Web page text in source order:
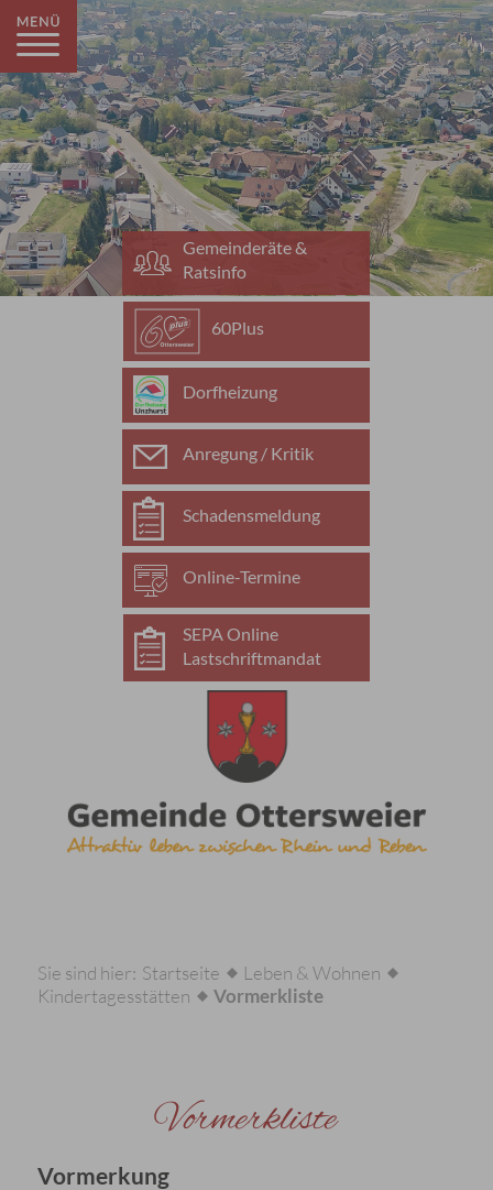
Gemeinderäte &
Ratsinfo
60Plus
Dorfheizung
Anregung / Kritik
Schadensmeldung
Online-Termine
SEPA Online
Lastschriftmandat
Sie sind hier: Startseite
Leben & Wohnen
Kindertagesstätten
Vormerkliste
Vormerkliste
Vormerkung